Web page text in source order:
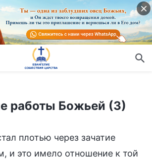
(3)
работы Божьей (3)
плотью через зачатие
и это имело отношение к той